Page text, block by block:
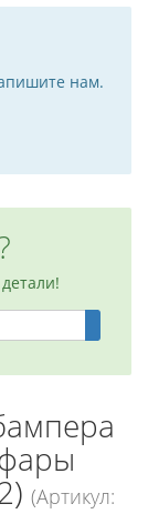
нам.
(Артикул: